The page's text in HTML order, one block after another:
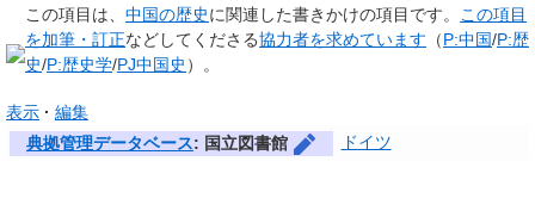
この項目は、 中国の歴史に関連した書きかけの項目 です。
この項目
を加筆・訂正などしてくださる協力者を求めています （P:中国/P:歴
史/P:歴史学/PJ中国史 ）。
表示
編集
典拠管理データベース: 国立図書館 ドイツ